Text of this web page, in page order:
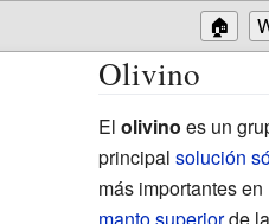
🏠
Olivino
El olivino es un
principal solución
más importantes
manto superiorde